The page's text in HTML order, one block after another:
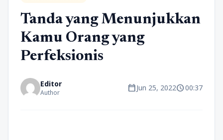
Tanda yang Menunjukkan
Kamu Orang yang
Perfeksionis
Editor
Author calendar_todayJun 25, 2022schedule00:37